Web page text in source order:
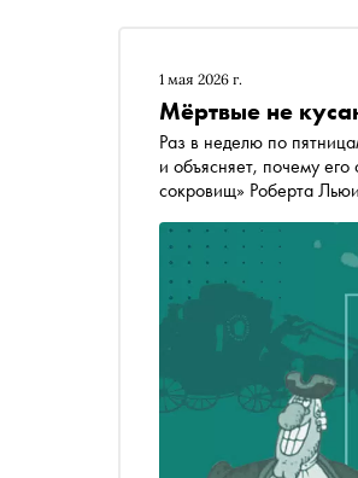
1 мая 2026 г.
Мёртвые не
Раз в неделю по пятницам
и объясняет, почему
сокровищ» Роберта
и сейчас, что без